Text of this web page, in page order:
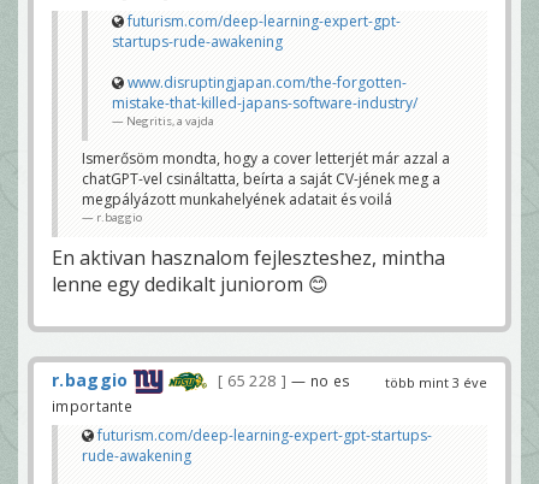
futurism.com/deep-learning-expert-gpt-
startups-rude-awakening
www.disruptingjapan.com/the-forgotten-
mistake-that-killed-japans-software-industry/
Negritis, a vajda
Ismerősöm mondta, hogy a cover letterjét már azzal a
chatGPT-vel csináltatta, beírta a saját CV-jének meg a
megpályázott munkahelyének adatait és voilá
r.baggio
En aktivan hasznalom fejleszteshez, mintha
lenne egy dedikalt juniorom 😊
több mint 3 éve
r.baggio 65 228
— no es
importante
futurism.com/deep-learning-expert-gpt-startups-
rude-awakening